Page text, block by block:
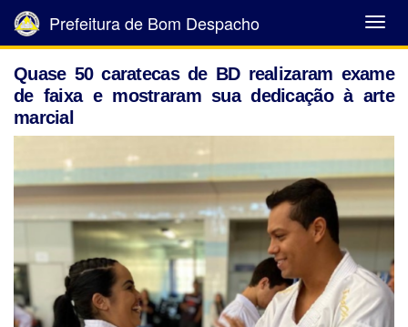
Abrir
Menu
Prefeitura de Bom Despacho
Quase 50 caratecas de BD realizaram exame
de faixa e mostraram sua dedicação à arte
marcial